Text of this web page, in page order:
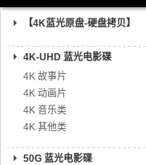
【4K蓝光原盘-硬盘拷贝】
4K-UHD 蓝光电影碟
4K 故事片
4K 动画片
4K 音乐类
4K 其他类
50G 蓝光电影碟